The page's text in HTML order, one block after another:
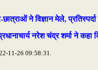
ने विज्ञान मेले,
नरेश चंद्र शर्मा ने
11-26 09:58:31.